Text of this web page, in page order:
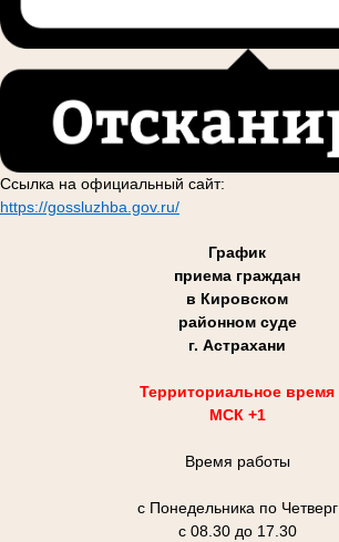
Ссылка на официальный сайт:
https://gossluzhba.gov.ru/
График
приема граждан
в Кировском
районном суде
г. Астрахани
Территориальное время
МСК +1
Время работы
с Понедельника по Четверг
с 08.30 до 17.30